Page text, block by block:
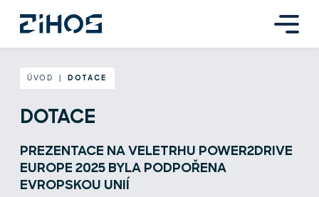
ÚVOD |DOTACE
DOTACE
PREZENTACE NA VELETRHU POWER2DRIVE
EUROPE 2025 BYLA PODPOŘENA
EVROPSKOU UNIÍ